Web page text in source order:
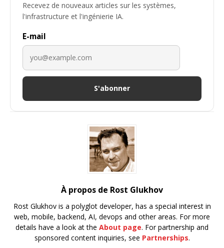
Recevez de nouveaux articles sur les systèmes,
l'infrastructure et l'ingénierie IA.
E-mail
S'abonner
À propos de Rost Glukhov
Rost Glukhov is a polyglot developer, has a special interest in
web, mobile, backend, AI, devops and other areas. For more
details have a look at the About page. For partnership and
sponsored content inquiries, see Partnerships.